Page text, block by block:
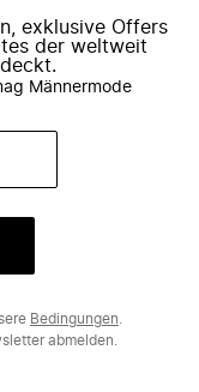
exklusive Offers
der weltweit
Männermode
Bedingungen
abmelden.